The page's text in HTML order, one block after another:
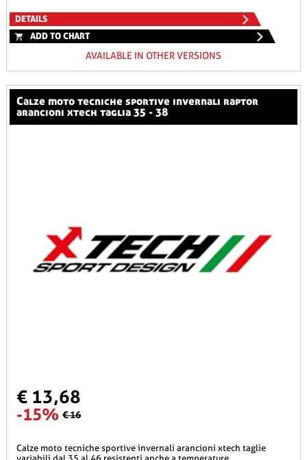
DETAILS
ADD TO CHART
AVAILABLE IN OTHER VERSIONS
calze moto tecniche sportive invernali raptor
arancioni xtech taglia 35 - 38
€ 13,68
-15% € 16
calze moto tecniche sportive invernali arancioni xtech taglie